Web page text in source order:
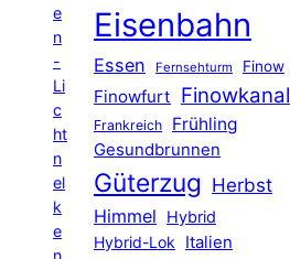
e
n
-
Li
c
ht
n
el
k
e
n
Eisenbahn
Essen Fernsehturm Finow
Finowfurt Finowkanal
Frankreich Frühling
Gesundbrunnen
Güterzug Herbst
Himmel
Hybrid
Hybrid-Lok Italien